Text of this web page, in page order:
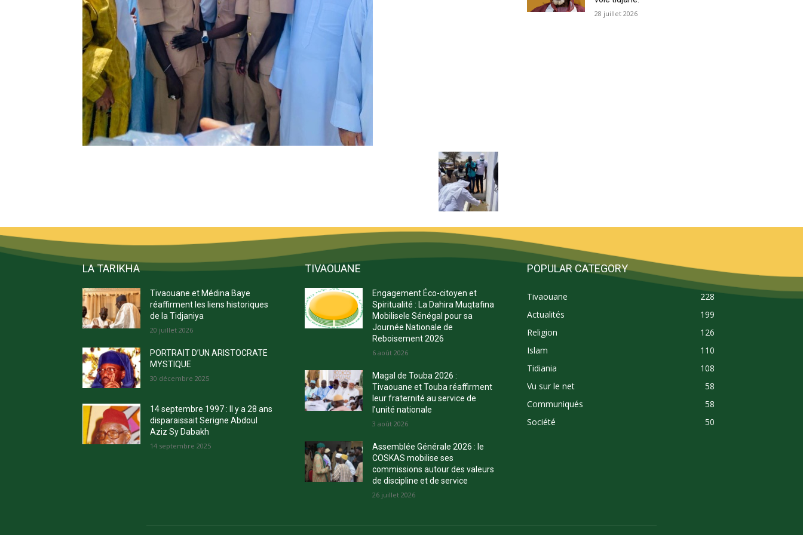
28 juillet 2026
LA TARIKHA
Tivaouane et Médina Baye
réaffirment les liens historiques
de la Tidjaniya
20 juillet 2026
PORTRAIT D’UN ARISTOCRATE
MYSTIQUE
30 décembre 2025
14 septembre 1997 : Il y a 28 ans
disparaissait Serigne Abdoul
Aziz Sy Dabakh
14 septembre 2025
TIVAOUANE
Engagement Éco-citoyen et
Spiritualité : La Dahira Muqtafina
Mobilisele Sénégal pour sa
Journée Nationale de
Reboisement 2026
6 août 2026
Magal de Touba 2026 :
Tivaouane et Touba réaffirment
leur fraternité au service de
l’unité nationale
3 août 2026
Assemblée Générale 2026 : le
COSKAS mobilise ses
commissions autour des valeurs
de discipline et de service
26 juillet 2026
POPULAR CATEGORY
Tivaouane
228
Actualités
199
Religion
126
Islam
110
Tidiania
108
Vu sur le net
58
Communiqués
58
Société
50